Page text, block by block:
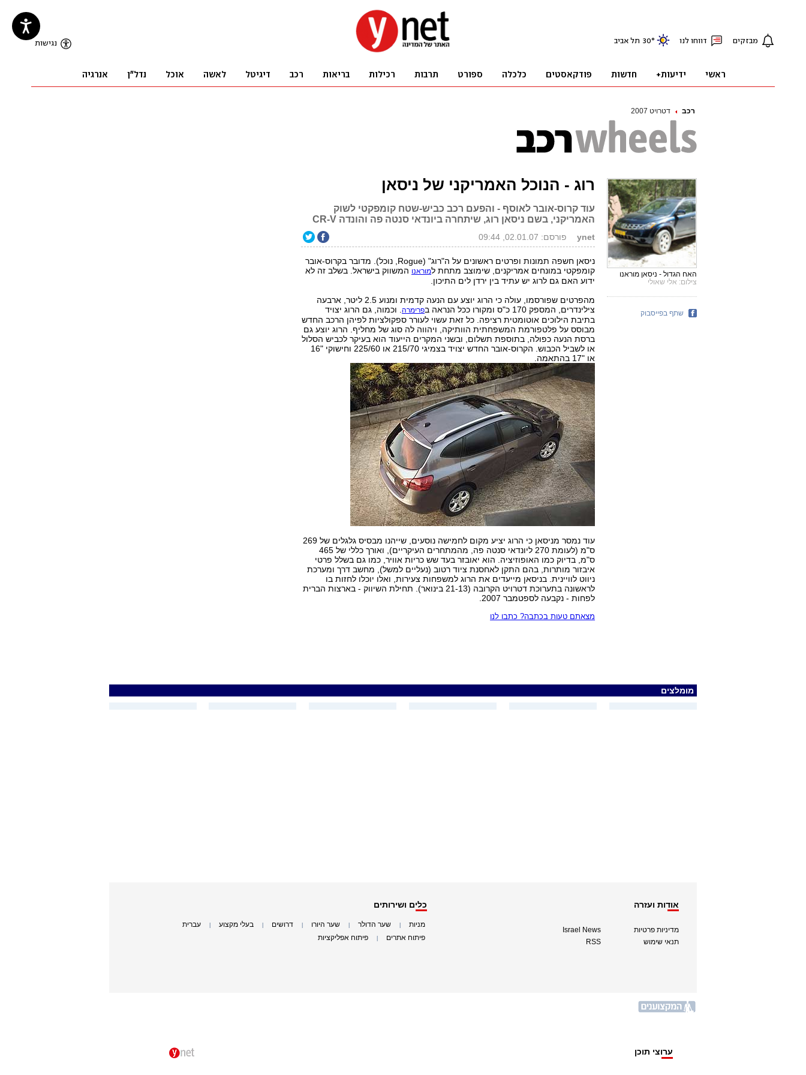
רכב דטרויט 2007
רוג - הנוכל האמריקני של ניסאן
עוד קרוס-אובר לאוסף - והפעם רכב כביש-שטח קומפקטי לשוק
האמריקני, בשם ניסאן רוג, שיתחרה ביונדאי סנטה פה והונדה CR-V
ynet פורסם: 02.01.07, 09:44
ניסאן חשפה תמונות ופרטים ראשונים על ה"רוג" (Rogue, נוכל). מדובר בקרוס-אובר
קומפקטי במונחים אמריקנים, שימוצב מתחת למוראנו המשווק בישראל. בשלב זה לא
ידוע האם גם לרוג יש עתיד בין ירדן לים התיכון.
מהפרטים שפורסמו, עולה כי הרוג יוצע עם הנעה קדמית ומנוע 2.5 ליטר, ארבעה
צילינדרים, המספק 170 כ"ס ומקורו ככל הנראה ב
פרימרה. וכמוה, גם הרוג יצויד
בתיבת הילוכים אוטומטית רציפה. כל זאת עשוי לעורר ספקולציות לפיהן הרכב החדש
מבוסס על פלטפורמת המשפחתית הוותיקה, ויהווה לה סוג של מחליף. הרוג יוצע גם
ברסת הנעה כפולה, בתוספת תשלום, ובשני המקרים הייעוד הוא בעיקר לכביש הסלול
או לשביל הכבוש. הקרוס-אובר החדש יצויד בצמיגי 215/70 או 225/60 וחישוקי "16
או "17 בהתאמה.
עוד נמסר מניסאן כי הרוג יציע מקום לחמישה נוסעים, שייהנו מבסיס גלגלים של 269
ס"מ (לעומת 270 ליונדאי סנטה פה, מהמתחרים העיקריים), ואורך כללי של 465
ס"מ, בדיוק כמו האופוזיציה. הוא יאובזר בעד שש כריות אוויר, כמו גם בשלל פרטי
איבזור מותרות, בהם התקן לאחסנת ציוד רטוב (נעליים למשל), מחשב דרך ומערכת
ניווט לוויינית. בניסאן מייעדים את הרוג למשפחות צעירות, ואלו יוכלו לחזות בו
לראשונה בתערוכת דטרויט הקרובה (21-13 בינואר). תחילת השיווק - בארצות הברית
לפחות - נקבעה לספטמבר 2007.
מצאתם טעות בכתבה? כתבו לנו
האח הגדול - ניסאן מוראנו
צילום: אלי שאולי
שתף בפייסבוק
מומלצים
אודות ועזרה
מדיניות פרטיות
תנאי שימוש
Israel News
RSS
כלים ושירותים
מניות שער הדולר שער היורו דרושים בעלי מקצוע עברית
פיתוח אתרים פיתוח אפליקציות
ערוצי תוכן